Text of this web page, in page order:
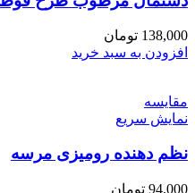
138,000 تومان
افزودن به سبد خرید
مقايسه
نمایش سریع
نظم دهنده رومیزی مرسه
94,000 تومان